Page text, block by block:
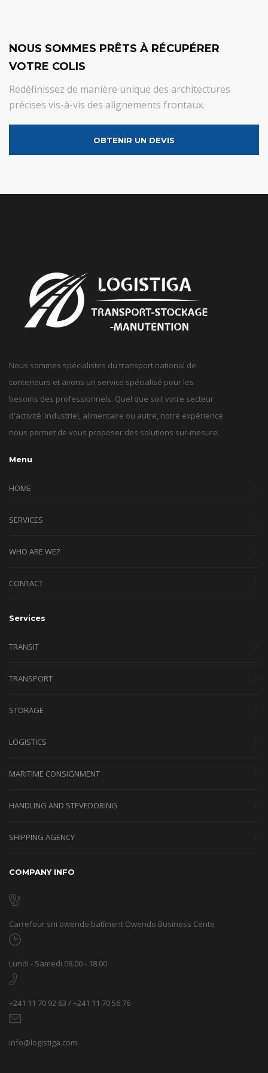
NOUS SOMMES PRÊTS À RÉCUPÉRER
VOTRE COLIS
Redéfinissez de manière unique des architectures
précises vis-à-vis des alignements frontaux.
OBTENIR UN DEVIS
Nous sommes spécialistes du transport national de
conteneurs et avons un service spécialisé pour les
besoins des professionnels. Quel que soit votre secteur
d'activité: industriel, alimentaire ou autre, notre expérience
nous permet de vous proposer des solutions sur-mesure.
Menu
HOME
SERVICES
WHO ARE WE?
CONTACT
Services
TRANSIT
TRANSPORT
STORAGE
LOGISTICS
MARITIME CONSIGNMENT
HANDLING AND STEVEDORING
SHIPPING AGENCY
COMPANY INFO
Carrefour sni owendo batîment Owendo Business Cente
Lundi - Samedi 08.00 - 18.00
+241 11 70 92 63 / +241 11 70 56 76
info@logistiga.com